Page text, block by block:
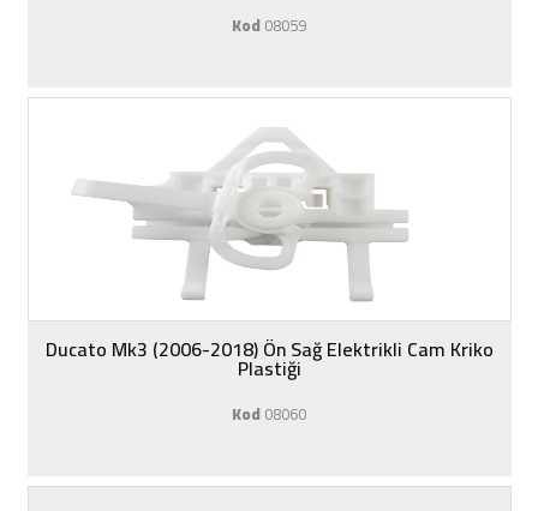
Kod08059
Ducato Mk3 (2006-2018) Ön Sağ Elektrikli Cam Kriko
Plastiği
Kod08060